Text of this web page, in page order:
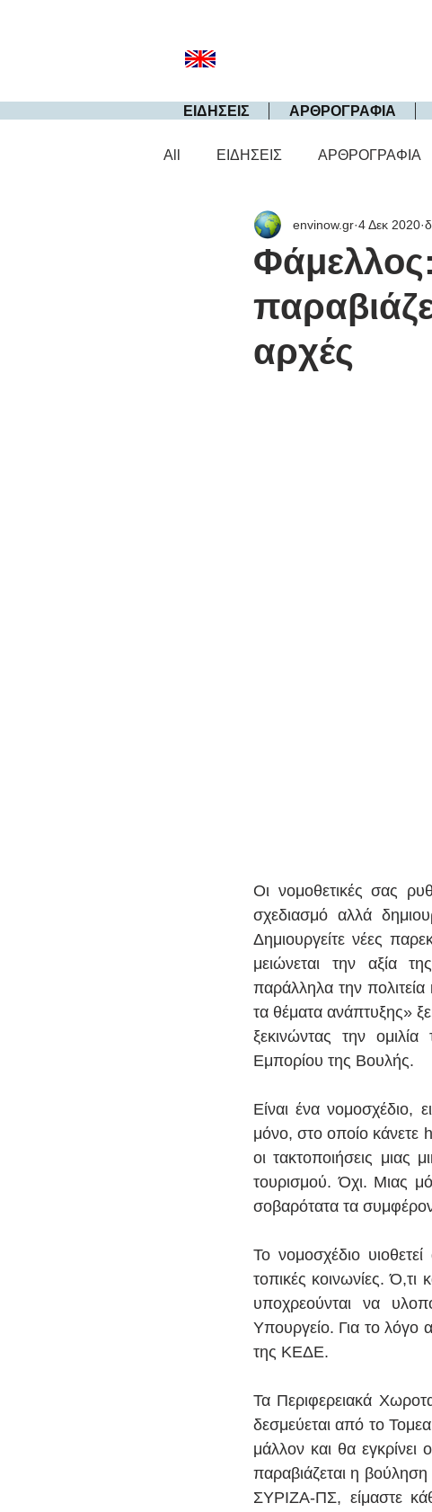
ΕΙΔΗΣΕΙΣ ΑΡΘΡΟΓΡΑΦΙΑ
All ΕΙΔΗΣΕΙΣ ΑΡΘΡΟΓΡΑΦΙΑ
αρχές
envinow.gr 4 Δεκ 2020
Οι νομοθετικές σας
σχεδιασμό αλλά
Δημιουργείτε νέες
μειώνεται την αξία
παράλληλα την πολιτεία
τα θέματα ανάπτυξης»
ξεκινώντας την
Εμπορίου της Βουλής.
Είναι ένα νομοσχέδιο,
μόνο, στο οποίο κάνετε
οι τακτοποιήσεις μιας
τουρισμού. Όχι. Μιας
σοβαρότατα τα
Το νομοσχέδιο
τοπικές κοινωνίες. Ό,τι
υποχρεούνται να
Υπουργείο. Για το λόγο
της ΚΕΔΕ.
Τα Περιφερειακά
δεσμεύεται από το
μάλλον και θα
παραβιάζεται η
ΣΥΡΙΖΑ-ΠΣ, είμαστε